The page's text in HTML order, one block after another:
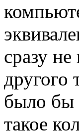
сразу
другого
было бы
такое